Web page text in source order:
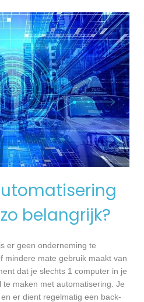
belangrijk?
er geen onderneming te
mindere mate gebruik maakt van
dat je slechts 1 computer in je
maken met automatisering. Je
er dient regelmatig een back-